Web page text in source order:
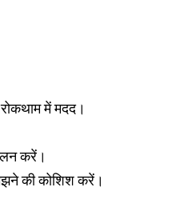
में मदद।
करें।
की कोशिश करें।